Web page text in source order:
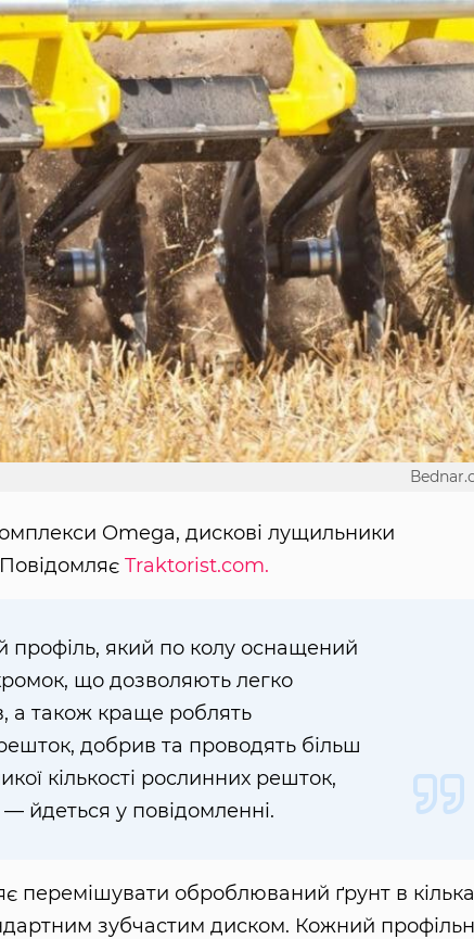
Omega, дискові лущильники
Traktorist.com.
профіль, який по колу оснащений
що дозволяють легко
а також краще роблять
добрив та проводять більш
кількості рослинних решток,
йдеться у повідомленні.
перемішувати оброблюваний ґрунт в кілька
зубчастим диском. Кожний